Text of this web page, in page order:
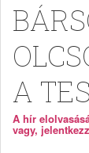
A
A hír
vagy,